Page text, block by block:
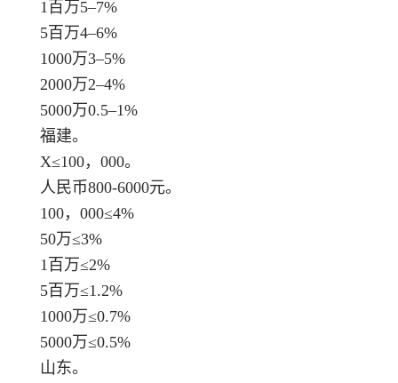
1百万5–7%
5百万4–6%
1000万3–5%
2000万2–4%
5000万0.5–1%
福建。
X≤100，000。
人民币800-6000元。
100，000≤4%
50万≤3%
1百万≤2%
5百万≤1.2%
1000万≤0.7%
5000万≤0.5%
山东。